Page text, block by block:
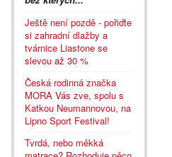
Ještě není pozdě - pořiďte
si zahradní dlažby a
tvárnice Liastone se
slevou až 30 %
Česká rodinná značka
MORA Vás zve, spolu s
Katkou Neumannovou, na
Lipno Sport Festival!
Tvrdá, nebo měkká